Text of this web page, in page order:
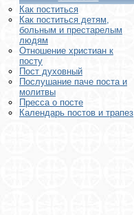
Как поститься
Как поститься детям,
больным и престарелым
людям
Отношение христиан к
посту
Пост духовный
Послушание паче поста и
молитвы
Пресса о посте
Календарь постов и трапез